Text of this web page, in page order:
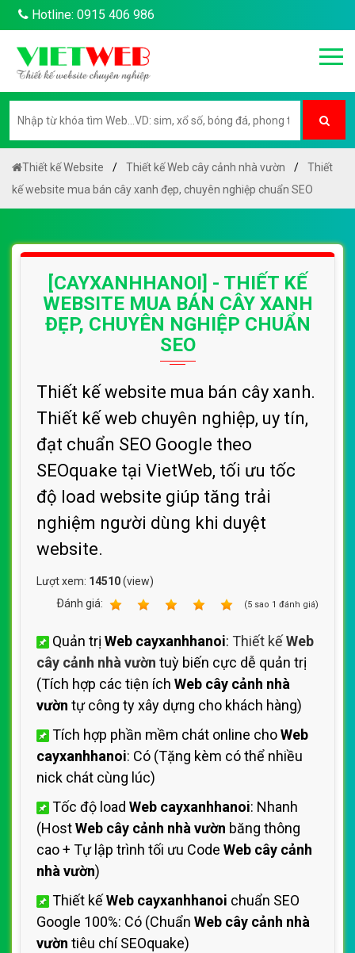
Hotline: 0915 406 986
Thiết kế Website Thiết kế Web cây cảnh nhà vườn
Thiết
kế website mua bán cây xanh đẹp, chuyên nghiệp chuẩn SEO
[CAYXANHHANOI] - THIẾT KẾ
WEBSITE MUA BÁN CÂY XANH
ĐẸP, CHUYÊN NGHIỆP CHUẨN
SEO
Thiết kế website mua bán cây xanh.
Thiết kế web chuyên nghiệp, uy tín,
đạt chuẩn SEO Google theo
SEOquake tại VietWeb, tối ưu tốc
độ load website giúp tăng trải
nghiệm người dùng khi duyệt
website.
Lượt xem: 14510(view)
Ðánh giá:
(5 sao 1 đánh giá)
Quản trị Web cayxanhhanoi: Thiết kếWeb
cây cảnh nhà vườn tuỳ biến cực dễ quản trị
(Tích hợp các tiện ích Web cây cảnh nhà
vườn tự công ty xây dựng cho khách hàng)
Tích hợp phần mềm chát online choWeb
cayxanhhanoi: Có (Tặng kèm có thể nhiều
nick chát cùng lúc)
Tốc độ load Web cayxanhhanoi: Nhanh
(HostWeb cây cảnh nhà vườn băng thông
cao + Tự lập trình tối ưu Code Web cây cảnh
nhà vườn)
Thiết kếWeb cayxanhhanoi chuẩn SEO
Google 100%: Có (Chuẩn Web cây cảnh nhà
vườn tiêu chí SEOquake)